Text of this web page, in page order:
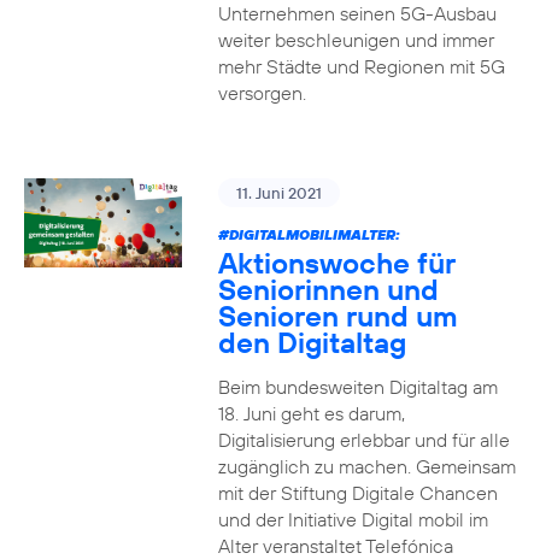
Unternehmen seinen 5G-Ausbau
weiter beschleunigen und immer
mehr Städte und Regionen mit 5G
versorgen.
11. Juni 2021
#DIGITALMOBILIMALTER:
Aktionswoche für
Seniorinnen und
Senioren rund um
den Digitaltag
Beim bundesweiten Digitaltag am
18. Juni geht es darum,
Digitalisierung erlebbar und für alle
zugänglich zu machen. Gemeinsam
mit der Stiftung Digitale Chancen
und der Initiative Digital mobil im
Alter veranstaltet Telefónica